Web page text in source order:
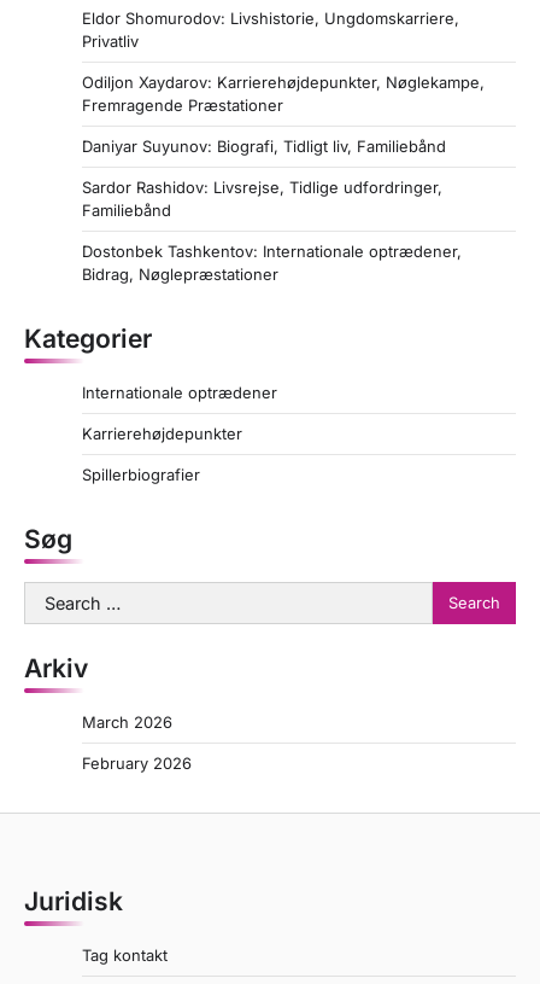
Eldor Shomurodov: Livshistorie, Ungdomskarriere,
Privatliv
Odiljon Xaydarov: Karrierehøjdepunkter, Nøglekampe,
Fremragende Præstationer
Daniyar Suyunov: Biografi, Tidligt liv, Familiebånd
Sardor Rashidov: Livsrejse, Tidlige udfordringer,
Familiebånd
Dostonbek Tashkentov: Internationale optrædener,
Bidrag, Nøglepræstationer
Kategorier
Internationale optrædener
Karrierehøjdepunkter
Spillerbiografier
Søg
Search
for:
Arkiv
March 2026
February 2026
Juridisk
Tag kontakt